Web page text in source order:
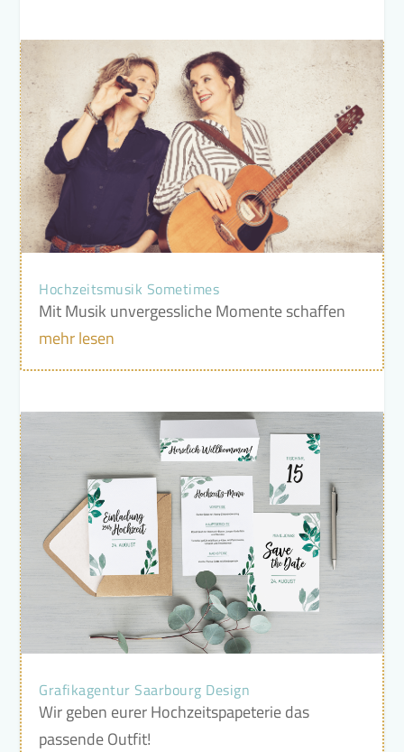
Hochzeitsmusik Sometimes
Mit Musik unvergessliche Momente schaffen
mehr lesen
Grafikagentur Saarbourg Design
Wir geben eurer Hochzeitspapeterie das
passende Outfit!